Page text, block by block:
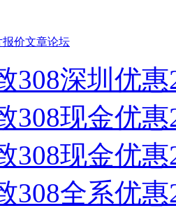
报价文章论坛
308深圳优
308现金优
308现金优
308全系优